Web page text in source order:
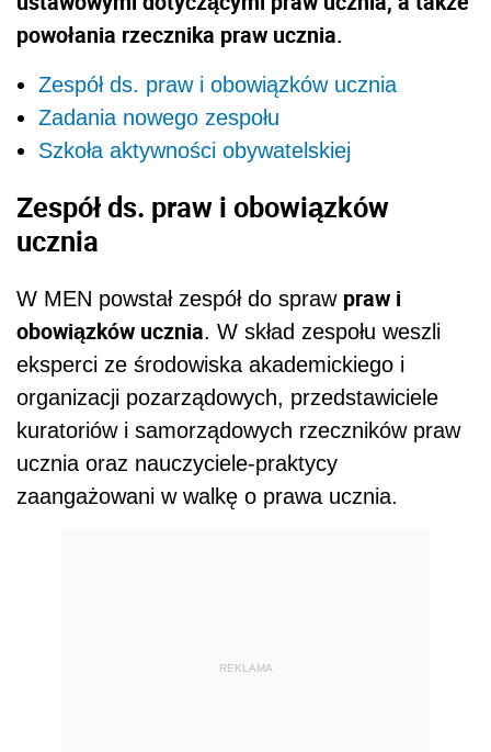
powołania rzecznika praw ucznia.
Zespół ds. praw i obowiązków ucznia
Zadania nowego zespołu
Szkoła aktywności obywatelskiej
Zespół ds. praw i obowiązków
ucznia
W MEN powstał zespół do spraw praw i
obowiązków ucznia. W skład zespołu weszli
eksperci ze środowiska akademickiego i
organizacji pozarządowych, przedstawiciele
kuratoriów i samorządowych rzeczników praw
ucznia oraz nauczyciele-praktycy
zaangażowani w walkę o prawa ucznia.
REKLAMA